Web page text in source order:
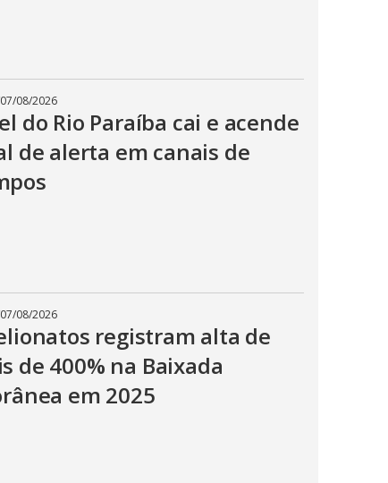
07/08/2026
do Rio Paraíba cai e acende
de alerta em canais de
07/08/2026
registram alta de
de 400% na Baixada
em 2025